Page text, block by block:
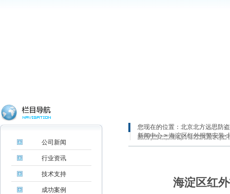
公司新闻
行业资讯
技术支持
成功案例
您现在的位置： 北京北方远思防
新闻中心> 海淀区红外报警安装-
海淀区红